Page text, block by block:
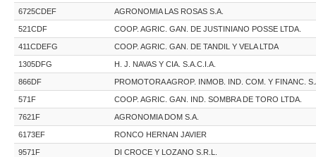
6725CDEF AGRONOMIA LAS ROSAS S.A.
521CDF COOP. AGRIC. GAN. DE JUSTINIANO POSSE LTDA.
411CDEFG COOP. AGRIC. GAN. DE TANDIL Y VELA LTDA
1305DFG H. J. NAVAS Y CIA. S.A.C.I.A.
866DF PROMOTORA AGROP. INMOB. IND. COM. Y FINANC.
571F COOP. AGRIC. GAN. IND. SOMBRA DE TORO LTDA.
7621F AGRONOMIA DOM S.A.
6173EF RONCO HERNAN JAVIER
9571F DI CROCE Y LOZANO S.R.L.